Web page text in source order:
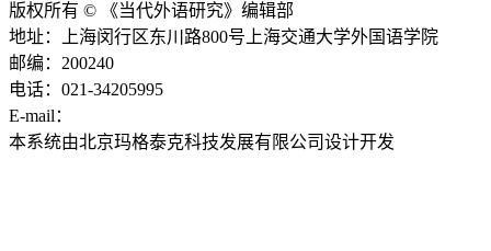
版权所有 © 《当代外语研究》编辑部
地址：上海闵行区东川路800号上海交通大学外国语学院
邮编：200240
电话：021-34205995
E-mail：
本系统由北京玛格泰克科技发展有限公司设计开发